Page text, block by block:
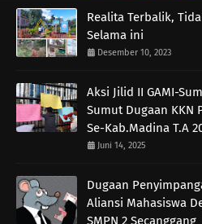
Realita Terbalik,
Selama ini
Desember 10, 2023
Aksi Jilid II GAMI-
Sumut Dugaan KKN
Se-Kab.Madina T.A
Juni 14, 2025
Dugaan
Aliansi Mahasiswa
SMPN 2 Secanggang